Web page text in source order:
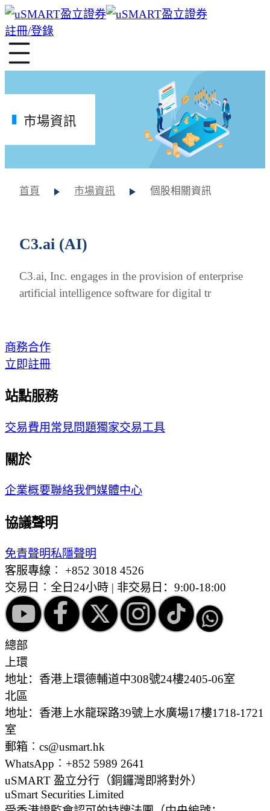
註冊/登錄
市場資訊
首頁 市場資訊 個股相關資訊
C3.ai (AI)
C3.ai, Inc. engages in the provision of enterprise
artificial intelligence software for digital tr
商務合作
立即註冊
站點服務
交易費用常見問題獨家交易工具
關於
企業概要聯絡我們媒體中心
協議聲明
免責聲明私隱聲明
客服專線︰ +852 3018 4526
交易日︰全日24小時 | 非交易日：9:00-18:00
總部
上環
地址：香港上環德輔道中308號24樓2405-06室
北區
地址：香港上水龍琛路39號上水廣場17樓1718-1721
室
郵箱︰cs@usmart.hk
WhatsApp︰+852 5989 2641
uSMART 盈立分行 （銅鑼灣即將對外）
uSmart Securities Limited